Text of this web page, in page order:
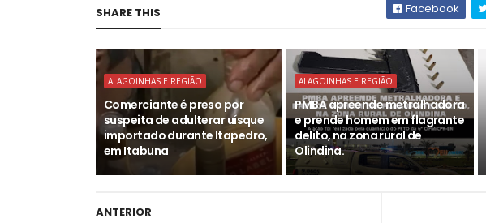
SHARE THIS Facebook
ALAGOINHAS E REGIÃO
Comerciante é preso por
suspeita de adulterar uísque
importado durante Itapedro,
em Itabuna
ALAGOINHAS E REGIÃO
PMBA apreende metralhadora
e prende homem em flagrante
delito, na zona rural de
Olindina.
ANTERIOR